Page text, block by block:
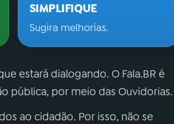
SIMPLIFIQUE
Sugira melhorias.
estará dialogando. O Fala.BR é
pública, por meio das Ouvidorias.
ao cidadão. Por isso, não se